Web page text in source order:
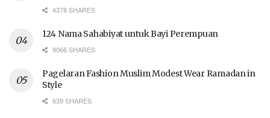
4378 SHARES
124 Nama Sahabiyat untuk Bayi Perempuan
9066 SHARES
Pagelaran Fashion Muslim Modest Wear Ramadan in
Style
639 SHARES